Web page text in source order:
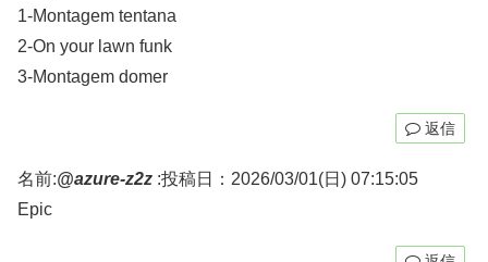
1-Montagem tentana
2-On your lawn funk
3-Montagem domer
返信
名前:@azure-z2z :投稿日：2026/03/01(日) 07:15:05
Epic